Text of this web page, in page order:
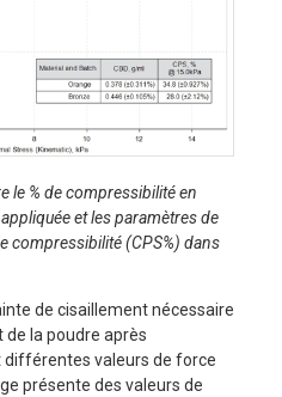
le % de compressibilité en
et les paramètres de
compressibilité (CPS%) dans
de cisaillement nécessaire
la poudre après
valeurs de force
présente des valeurs de